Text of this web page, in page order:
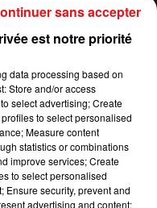
AU PARC ASTÉRIX !
est notre priorité
data processing based on
Store and/or access
select advertising; Create
to select personalised
Measure content
statistics or combinations
improve services; Create
to select personalised
Ensure security, prevent and
advertising and content;
sans accepter